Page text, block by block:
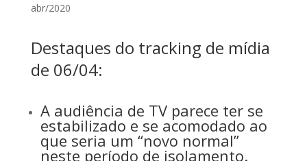
abr/2020
Destaques do tracking de mídia
de 06/04:
A audiência de TV parece ter se
estabilizado e se acomodado ao
que seria um “novo normal”
neste período de isolamento.